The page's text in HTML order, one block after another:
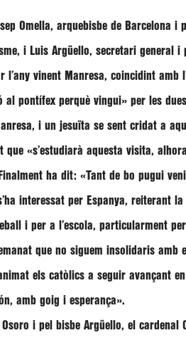
Omella, arquebisbe de Barcelona i
i Luis Argüello, secretari general i
vinent Manresa, coincidint amb
al pontífex perquè vingui» per les
i un jesuïta se sent cridat a
que «s’estudiarà aquesta visita,
ha dit: «Tant de bo pugui
interessat per Espanya, reiterant
i per a l’escola, particularment
que no siguem insolidaris
els catòlics a seguir avançant
amb goig i esperança».
i pel bisbe Argüello, el cardenal